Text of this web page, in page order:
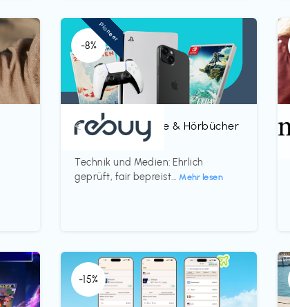
-8%
Bücher, Magazine & Hörbücher
Technik und Medien: Ehrlich
geprüft, fair bepreist...Mehr lesen
€‎
Pioneer
-15%